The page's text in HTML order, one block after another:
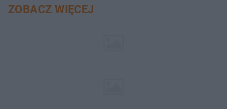
ZOBACZ WIĘCEJ